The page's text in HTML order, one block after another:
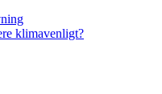
klimavenligt?